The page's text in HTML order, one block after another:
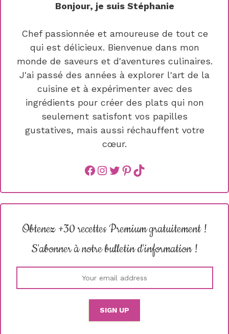
Bonjour, je suis Stéphanie
Chef passionnée et amoureuse de tout ce
qui est délicieux. Bienvenue dans mon
monde de saveurs et d'aventures culinaires.
J'ai passé des années à explorer l'art de la
cuisine et à expérimenter avec des
ingrédients pour créer des plats qui non
seulement satisfont vos papilles
gustatives, mais aussi réchauffent votre
cœur.
Facebook
instagram
Twitter
Pinterest
TikTok
Obtenez +30 recettes Premium gratuitement !
S'abonner à notre bulletin d'information !